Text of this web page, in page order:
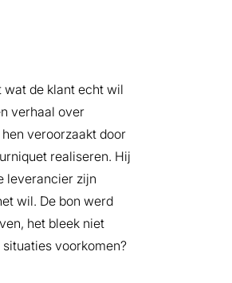
wat de klant echt wil
verhaal over
veroorzaakt door
realiseren. Hij
leverancier zijn
wil. De bon werd
het bleek niet
voorkomen?